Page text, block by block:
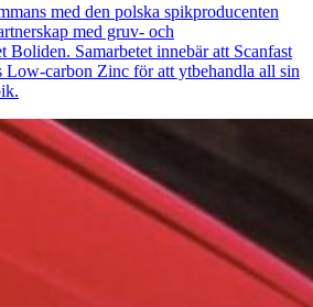
med den polska spikproducenten
med gruv- och
Boliden. Samarbetet innebär att Scanfast
Low-carbon Zinc för att ytbehandla all sin